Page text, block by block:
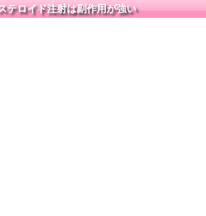
ロイド注射は副作用が強い